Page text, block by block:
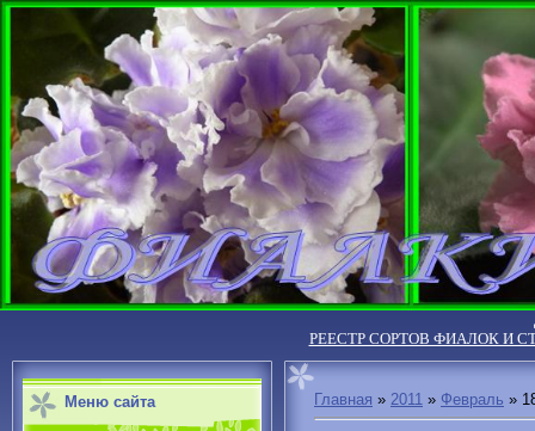
РЕЕСТР СОРТОВ ФИАЛОК И
Меню сайта Главная » 2011 » Февраль »